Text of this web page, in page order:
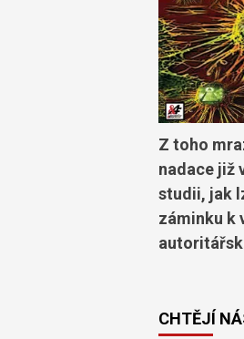
Z toho
nadace již
studii, jak
záminku k
CHTĚJÍ